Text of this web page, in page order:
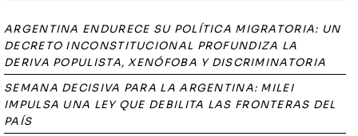
ARGENTINA ENDURECE SU POLÍTICA MIGRATORIA: UN
DECRETO INCONSTITUCIONAL PROFUNDIZA LA
DERIVA POPULISTA, XENÓFOBA Y DISCRIMINATORIA
SEMANA DECISIVA PARA LA ARGENTINA: MILEI
IMPULSA UNA LEY QUE DEBILITA LAS FRONTERAS DEL
PAÍS